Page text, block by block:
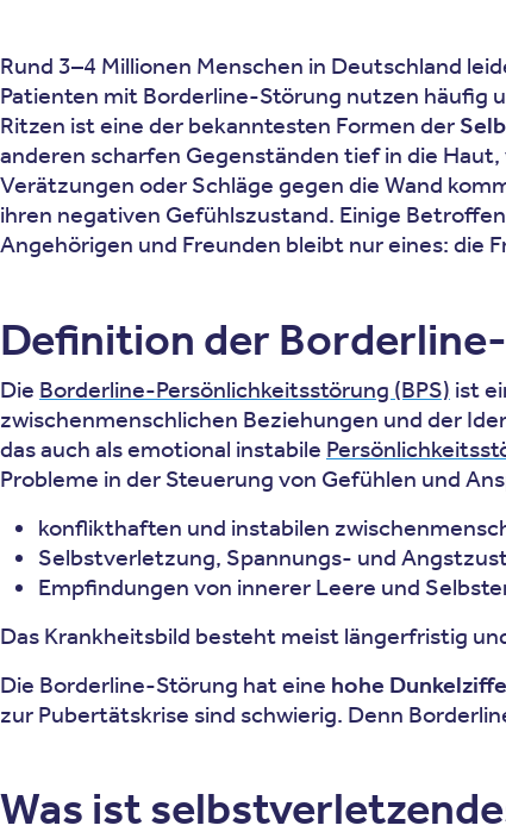
Rund 3–4 Millionen Menschen in Deutschland
Patienten mit Borderline-Störung nutzen häufig
Ritzen ist eine der bekanntesten Formen der
anderen scharfen Gegenständen tief in die
Verätzungen oder Schläge gegen die Wand
ihren negativen Gefühlszustand. Einige
Angehörigen und Freunden bleibt nur eines: die
Definition der
Die Borderline-Persönlichkeitsstörung (BPS) ist
zwischenmenschlichen Beziehungen und der
das auch als emotional instabile
Probleme in der Steuerung von Gefühlen und
konflikthaften und instabilen
Selbstverletzung, Spannungs- und
Empfindungen von innerer Leere und
Das Krankheitsbild besteht meist längerfristig
Die Borderline-Störung hat eine hohe
zur Pubertätskrise sind schwierig. Denn
Was ist